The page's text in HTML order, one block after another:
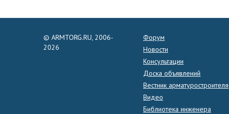
© ARMTORG.RU, 2006-
2026
Форум
Новости
Консультации
Доска объявлений
Вестник арматуростроителя
Видео
Библиотека инженера